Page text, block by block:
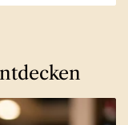
Folie